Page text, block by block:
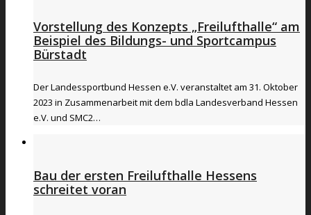
Vorstellung des Konzepts „Freilufthalle“ am
Beispiel des Bildungs- und Sportcampus
Bürstadt
Der Landessportbund Hessen e.V. veranstaltet am 31. Oktober
2023 in Zusammenarbeit mit dem bdla Landesverband Hessen
e.V. und SMC2…
Bau der ersten Freilufthalle Hessens
schreitet voran